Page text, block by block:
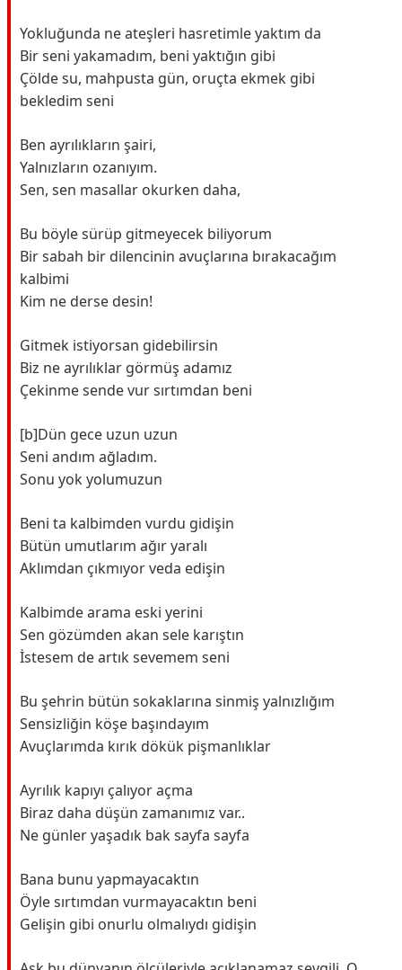
Yokluğunda ne ateşleri hasretimle yaktım da
Bir seni yakamadım, beni yaktığın gibi
Çölde su, mahpusta gün, oruçta ekmek gibi
bekledim seni
Ben ayrılıkların şairi,
Yalnızların ozanıyım.
Sen, sen masallar okurken daha,
Bu böyle sürüp gitmeyecek biliyorum
Bir sabah bir dilencinin avuçlarına bırakacağım
kalbimi
Kim ne derse desin!
Gitmek istiyorsan gidebilirsin
Biz ne ayrılıklar görmüş adamız
Çekinme sende vur sırtımdan beni
[b]Dün gece uzun uzun
Seni andım ağladım.
Sonu yok yolumuzun
Beni ta kalbimden vurdu gidişin
Bütün umutlarım ağır yaralı
Aklımdan çıkmıyor veda edişin
Kalbimde arama eski yerini
Sen gözümden akan sele karıştın
İstesem de artık sevemem seni
Bu şehrin bütün sokaklarına sinmiş yalnızlığım
Sensizliğin köşe başındayım
Avuçlarımda kırık dökük pişmanlıklar
Ayrılık kapıyı çalıyor açma
Biraz daha düşün zamanımız var..
Ne günler yaşadık bak sayfa sayfa
Bana bunu yapmayacaktın
Öyle sırtımdan vurmayacaktın beni
Gelişin gibi onurlu olmalıydı gidişin